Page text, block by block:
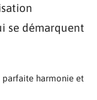
se démarquent
parfaite harmonie et